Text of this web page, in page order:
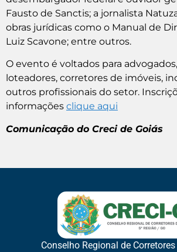
Fausto de Sanctis; a jornalista
obras jurídicas como o Manual de
Luiz Scavone; entre outros.
O evento é voltados para
loteadores, corretores de imóveis,
outros profissionais do setor.
informações clique aqui
Comunicação do Creci de Goiás
Conselho Regional de